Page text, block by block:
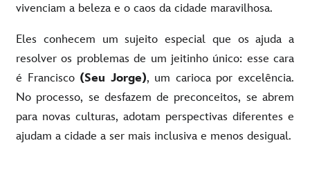
vivenciam a beleza e o caos da cidade maravilhosa.
Eles conhecem um sujeito especial que os ajuda a
resolver os problemas de um jeitinho único: esse cara
é Francisco (Seu Jorge), um carioca por excelência.
No processo, se desfazem de preconceitos, se abrem
para novas culturas, adotam perspectivas diferentes e
ajudam a cidade a ser mais inclusiva e menos desigual.